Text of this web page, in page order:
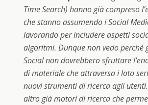
Time Search) hanno già compreso
che stanno assumendo i Social
lavorando per includere aspetti
algoritmi. Dunque non vedo perché
Social non dovrebbero sfruttare
di materiale che attraversa i loto
nuovi strumenti di ricerca agli
altro già motori di ricerca che